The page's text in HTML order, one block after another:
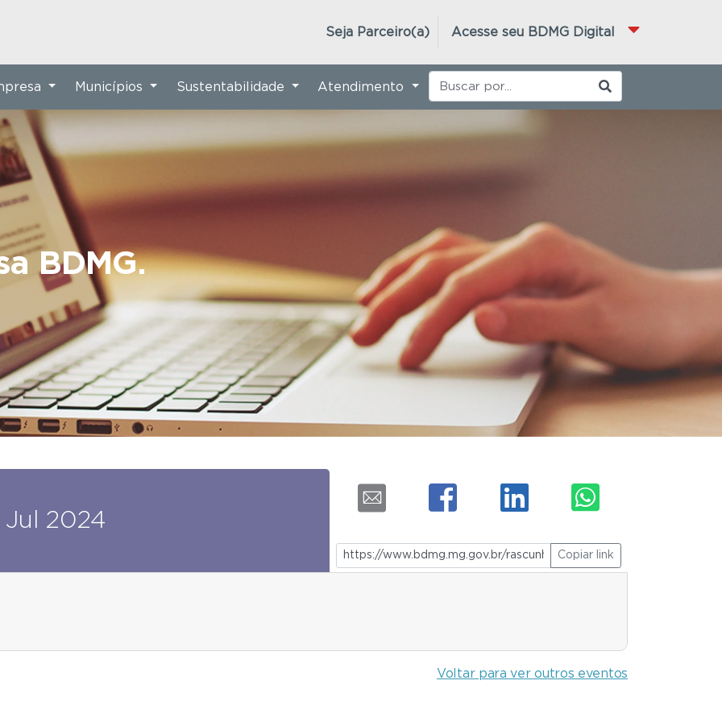
Acesse seu BDMG Digital
Seja Parceiro(a)
BDMG.
Municípios Sustentabilidade Atendimento
Jul 2024
Copiar link
Voltar para ver outros eventos